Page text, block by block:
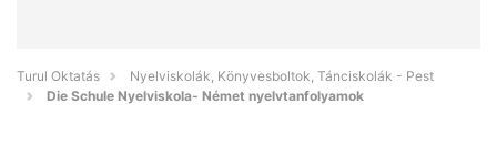
Turul Oktatás
Nyelviskolák, Könyvesboltok, Tánciskolák - Pest
Die Schule Nyelviskola- Német nyelvtanfolyamok